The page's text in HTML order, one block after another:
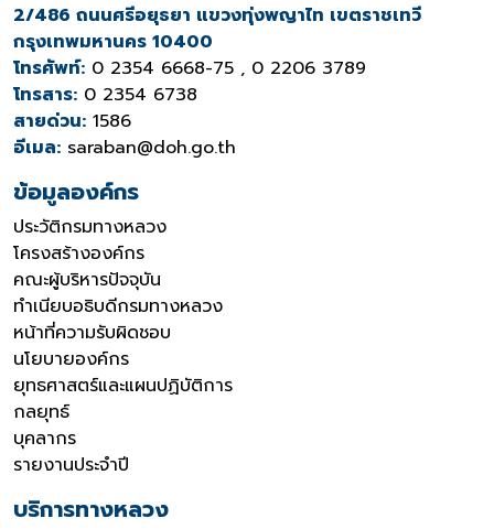
2/486 ถนนศรีอยุธยา แขวงทุ่งพญาไท เขตราชเทวี
กรุงเทพมหานคร 10400
โทรศัพท์: 0 2354 6668-75 , 0 2206 3789
โทรสาร: 0 2354 6738
สายด่วน: 1586
อีเมล: saraban@doh.go.th
ข้อมูลองค์กร
ประวัติกรมทางหลวง
โครงสร้างองค์กร
คณะผู้บริหารปัจจุบัน
ทำเนียบอธิบดีกรมทางหลวง
หน้าที่ความรับผิดชอบ
นโยบายองค์กร
ยุทธศาสตร์และแผนปฏิบัติการ
กลยุทธ์
บุคลากร
รายงานประจำปี
บริการทางหลวง